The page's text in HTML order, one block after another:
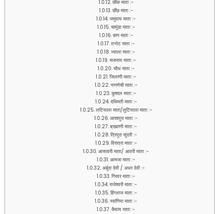
छींक माता :-
छींछ माता :-
जमुवाय माता :-
चामुंडा माता :-
बाण माता :-
तनोट माता :-
ज्वाला माता :-
सकराय माता :-
चौथ माता :-
जिलाणी माता :-
नागणेची माता :-
कुशाल माता :-
दधिमती माता :-
लटियाला माता/लुटियाला माता :-
आशापुरा माता :-
ब्रह्माणी माता :-
त्रिपुरा सुंदरी :-
विरात्रा माता :-
आसावरी माता/ आवरी माता :-
आमजा माता :-
अर्बुदा देवी / अधर देवी :-
गिरवर माता :-
राजेश्वरी माता :-
हिंग्लाज माता :-
स्वांगिया माता :-
कैवाय माता :-